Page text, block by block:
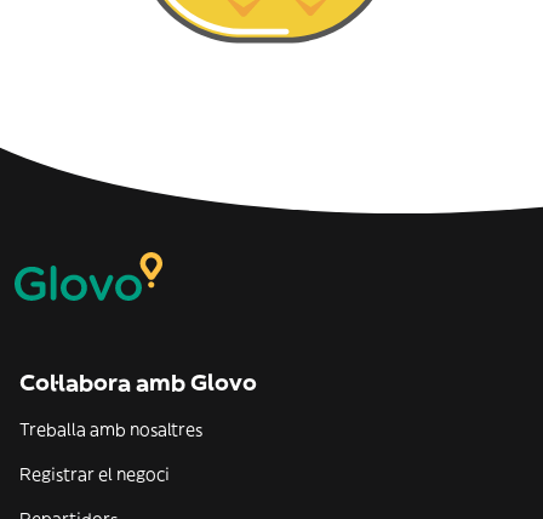
Col·labora amb Glovo
Treballa amb nosaltres
Registrar el negoci